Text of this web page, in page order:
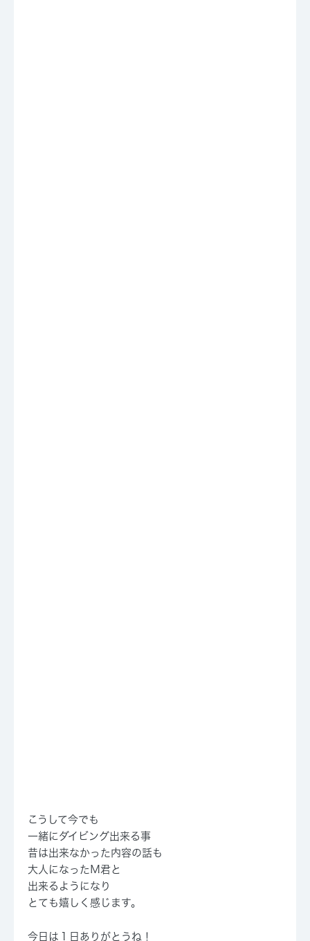
こうして今でも
一緒にダイビング出来る事
昔は出来なかった内容の話も
大人になったＭ君と
出来るようになり
とても嬉しく感じます。
今日は１日ありがとうね！